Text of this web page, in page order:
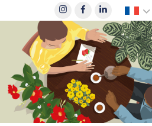
where
Plants
meet